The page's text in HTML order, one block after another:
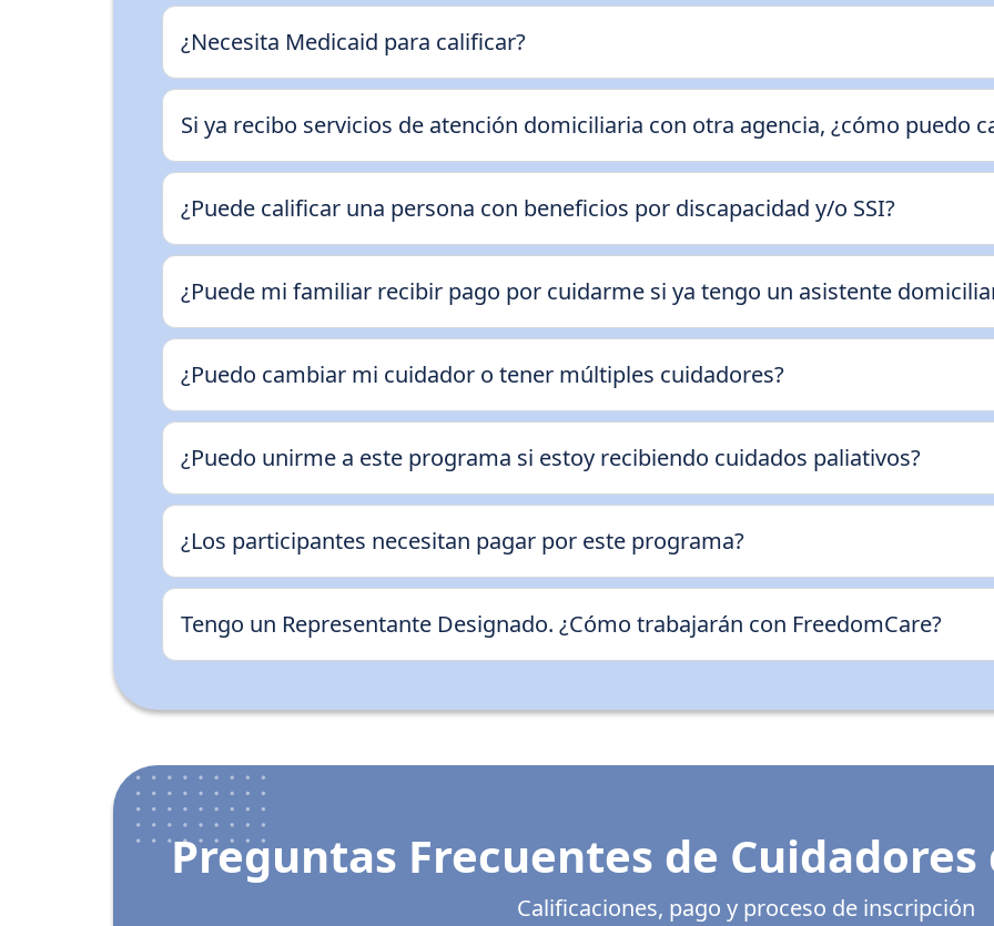
¿Necesita Medicaid para calificar?
Si ya recibo servicios de atención domiciliaria con otra agencia, ¿cómo puedo
¿Puede calificar una persona con beneficios por discapacidad y/o SSI?
¿Puede mi familiar recibir pago por cuidarme si ya tengo un asistente
¿Puedo cambiar mi cuidador o tener múltiples cuidadores?
¿Puedo unirme a este programa si estoy recibiendo cuidados paliativos?
¿Los participantes necesitan pagar por este programa?
Tengo un Representante Designado. ¿Cómo trabajarán con FreedomCare?
Preguntas Frecuentes de
Calificaciones, pago y proceso de inscripción